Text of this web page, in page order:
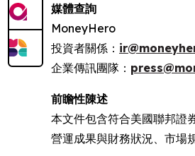
媒體查詢
MoneyHero
投資者關係：
企業傳訊團隊：
前瞻性陳述
本文件包含符合美國聯邦證
營運成果與財務狀況、市場